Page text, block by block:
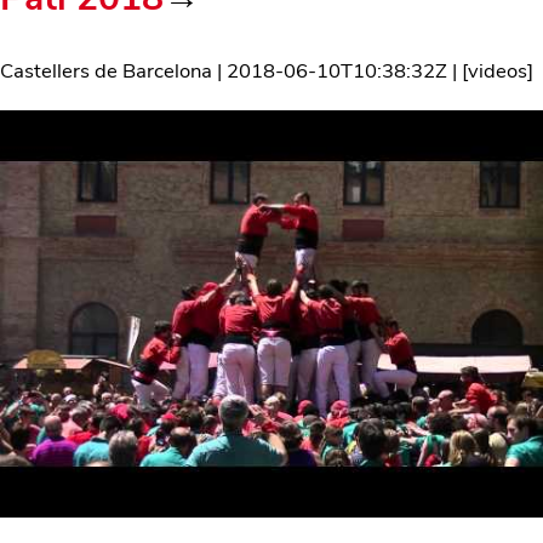
Castellers de Barcelona | 2018-06-10T10:38:32Z | [videos]